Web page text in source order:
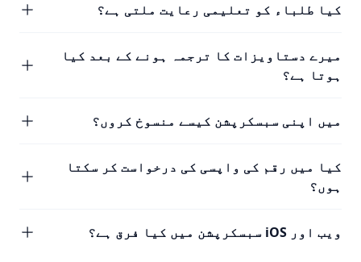
کیا طلباء کو تعلیمی رعایت ملتی ہے؟
میرے دستاویزات کا ترجمہ ہونے کے بعد کیا
ہوتا ہے؟
میں اپنی سبسکرپشن کیسے منسوخ کروں؟
کیا میں رقم کی واپسی کی درخواست کر سکتا
ہوں؟
ویب اور iOS سبسکرپشن میں کیا فرق ہے؟